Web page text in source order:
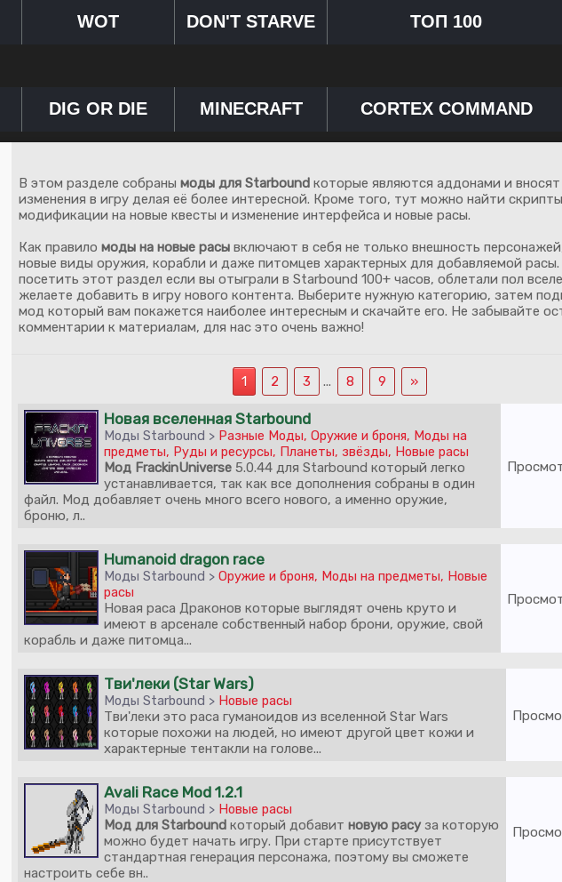
WOT DON'T STARVE ТОП 100
DIG OR DIE MINECRAFT CORTEX COMMAND
В этом разделе собраны моды для Starbound которые являются аддонами и вносят
изменения в игру делая её более интересной. Кроме того, тут можно найти
модификации на новые квесты и изменение интерфейса и новые расы.
Как правило моды на новые расы включают в себя не только внешность
новые виды оружия, корабли и даже питомцев характерных для добавляемой
посетить этот раздел если вы отыграли в Starbound 100+ часов, облетали пол
желаете добавить в игру нового контента. Выберите нужную категорию, затем
мод который вам покажется наиболее интересным и скачайте его. Не забывайте
комментарии к материалам, для нас это очень важно!
1 2 3 ... 8 9 »
Новая вселенная Starbound
Моды Starbound > Разные Моды, Оружие и броня, Моды на
предметы, Руды и ресурсы, Планеты, звёзды, Новые расы
Мод FrackinUniverse 5.0.44 для Starbound который легко
устанавливается, так как все дополнения собраны в один
файл. Мод добавляет очень много всего нового, а именно оружие,
броню, л..
Humanoid dragon race
Моды Starbound > Оружие и броня, Моды на предметы, Новые
расы
Новая раса Драконов которые выглядят очень круто и
имеют в арсенале собственный набор брони, оружие, свой
корабль и даже питомца...
Тви'леки (Star Wars)
Моды Starbound > Новые расы
Тви'леки это раса гуманоидов из вселенной Star Wars
которые похожи на людей, но имеют другой цвет кожи и
характерные тентакли на голове...
Avali Race Mod 1.2.1
Моды Starbound > Новые расы
Мод для Starbound который добавит новую расу за которую
можно будет начать игру. При старте присутствует
стандартная генерация персонажа, поэтому вы сможете
настроить себе вн..